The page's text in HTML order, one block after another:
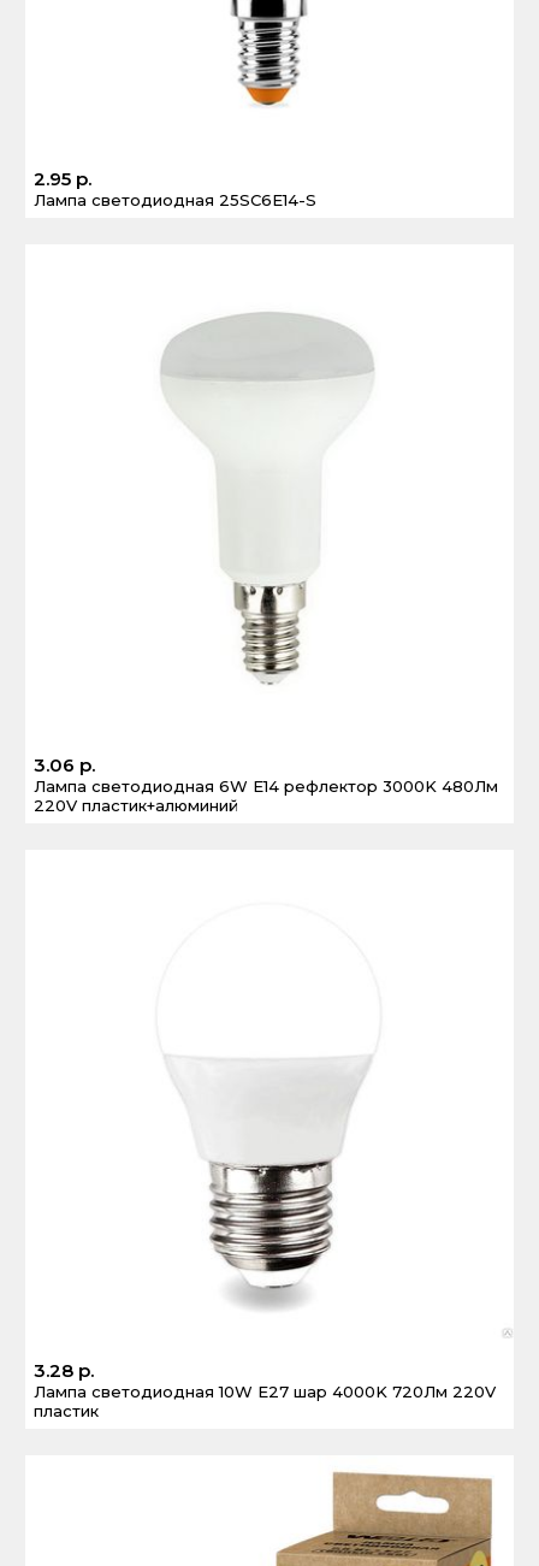
2.95 р.
Лампа светодиодная 25SC6E14-S
3.06 р.
Лампа светодиодная 6W E14 рефлектор 3000K 480Лм
220V пластик+алюминий
3.28 р.
Лампа светодиодная 10W E27 шар 4000K 720Лм 220V
пластик